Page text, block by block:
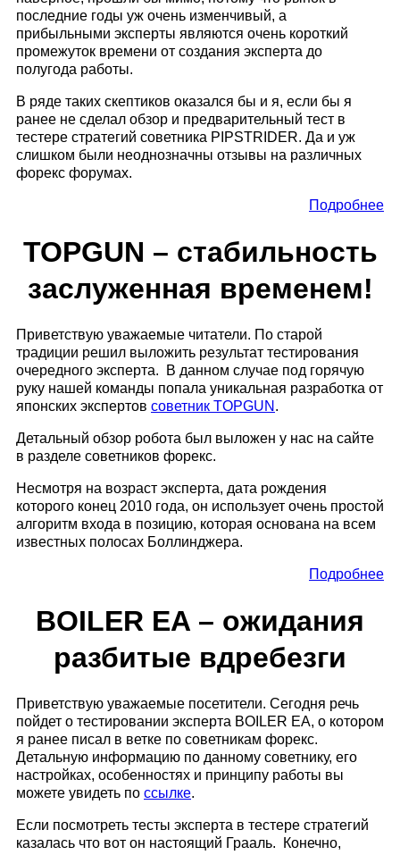
последние годы уж очень изменчивый, а
прибыльными эксперты являются очень короткий
промежуток времени от создания эксперта до
полугода работы.
В ряде таких скептиков оказался бы и я, если бы я
ранее не сделал обзор и предварительный тест в
тестере стратегий советника PIPSTRIDER. Да и уж
слишком были неоднозначны отзывы на различных
форекс форумах.
Подробнее
TOPGUN – стабильность
заслуженная временем!
Приветствую уважаемые читатели. По старой
традиции решил выложить результат тестирования
очередного эксперта. В данном случае под горячую
руку нашей команды попала уникальная разработка от
японских экспертов советник TOPGUN .
Детальный обзор робота был выложен у нас на сайте
в разделе советников форекс.
Несмотря на возраст эксперта, дата рождения
которого конец 2010 года, он использует очень простой
алгоритм входа в позицию, которая основана на всем
известных полосах Боллинджера.
Подробнее
BOILER EA – ожидания
разбитые вдребезги
Приветствую уважаемые посетители. Сегодня речь
пойдет о тестировании эксперта BOILER EA, о котором
я ранее писал в ветке по советникам форекс.
Детальную информацию по данному советнику, его
настройках, особенностях и принципу работы вы
можете увидеть по ссылке.
Если посмотреть тесты эксперта в тестере стратегий
казалась что вот он настоящий Грааль. Конечно,